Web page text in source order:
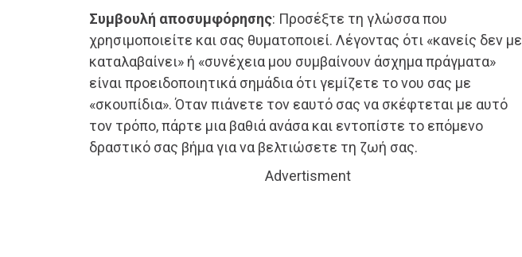
Συμβουλή αποσυμφόρησης: Προσέξτε τη γλώσσα που
χρησιμοποιείτε και σας θυματοποιεί. Λέγοντας ότι «κανείς δεν με
καταλαβαίνει» ή «συνέχεια μου συμβαίνουν άσχημα πράγματα»
είναι προειδοποιητικά σημάδια ότι γεμίζετε το νου σας με
«σκουπίδια». Όταν πιάνετε τον εαυτό σας να σκέφτεται με αυτό
τον τρόπο, πάρτε μια βαθιά ανάσα και εντοπίστε το επόμενο
δραστικό σας βήμα για να βελτιώσετε τη ζωή σας.
Advertisment